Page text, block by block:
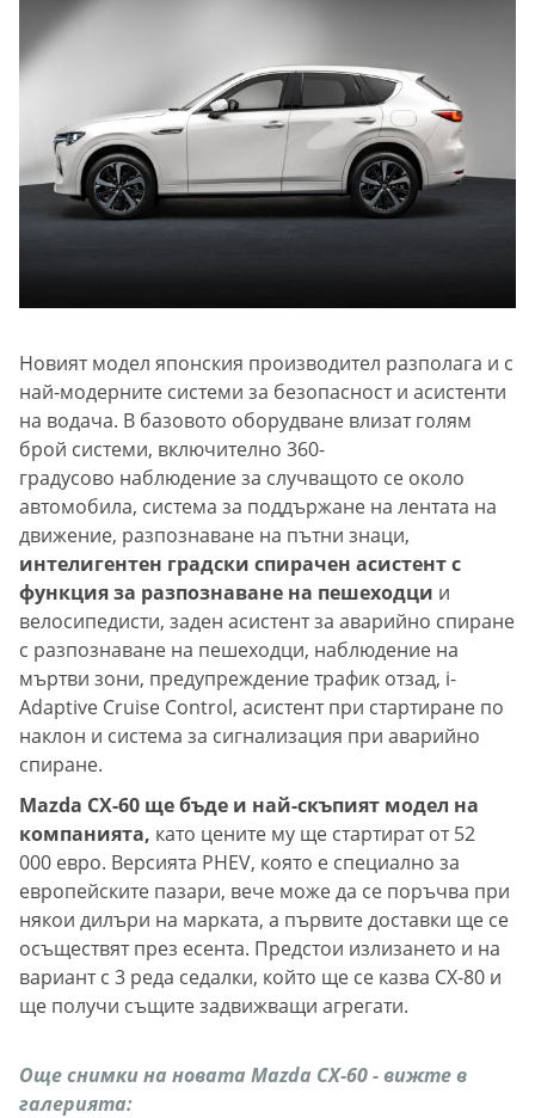
Новият модел японския производител разполага и с
най-модерните системи за безопасност и асистенти
на водача. В базовото оборудване влизат голям
брой системи, включително 360-
градусово наблюдение за случващото се около
автомобила, система за поддържане на лентата на
движение, разпознаване на пътни знаци,
интелигентен градски спирачен асистент с
функция за разпознаване на пешеходци и
велосипедисти, заден асистент за аварийно спиране
с разпознаване на пешеходци, наблюдение на
мъртви зони, предупреждение трафик отзад, i-
Adaptive Cruise Control, асистент при стартиране по
наклон и система за сигнализация при аварийно
спиране.
Mazda CX-60 ще бъде и най-скъпият модел на
компанията, като цените му ще стартират от 52
000 евро. Версията PHEV, която е специално за
европейските пазари, вече може да се поръчва при
някои дилъри на марката, а първите доставки ще се
осъществят през есента. Предстои излизането и на
вариант с 3 реда седалки, който ще се казва CX-80 и
ще получи същите задвижващи агрегати.
Още снимки на новата Mazda CX-60 - вижте в
галерията: